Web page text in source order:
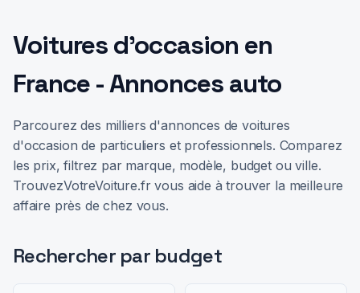
Voitures d'occasion en
France - Annonces auto
Parcourez des milliers d'annonces de voitures
d'occasion de particuliers et professionnels. Comparez
les prix, filtrez par marque, modèle, budget ou ville.
TrouvezVotreVoiture.fr vous aide à trouver la meilleure
affaire près de chez vous.
Rechercher par budget